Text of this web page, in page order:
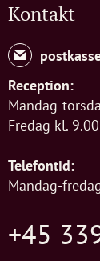
Kontakt
Reception:
Mandag-
Fredag kl.
Telefontid:
Mandag-
+45